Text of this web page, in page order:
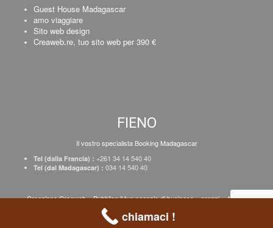
Guest House Madagascar
amo viaggiare
Sito web design
Creaweb.re, tuo sito web per 390 €
FIENO
Il vostro specialista Booking Madagascar
Tel (dalla Francia) : +261 34 14 540 40
Tel (dal Madagascar) : 034 14 540 40
Creazione Creaweb–Pubblica il tuo negozio di business–prezzi–Avviso
chiamaci !